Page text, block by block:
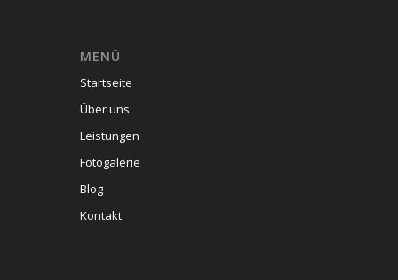
MENÜ
Startseite
Über uns
Leistungen
Fotogalerie
Blog
Kontakt